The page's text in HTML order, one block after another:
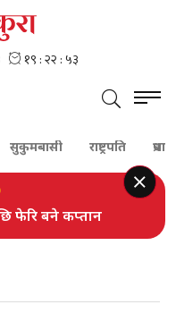
राष्ट्रपति प्रधानमन्त्री
फेरि बने कप्तान